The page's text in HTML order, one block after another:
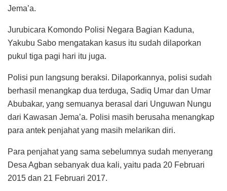
Jema’a.
Jurubicara Komondo Polisi Negara Bagian Kaduna,
Yakubu Sabo mengatakan kasus itu sudah dilaporkan
pukul tiga pagi hari itu juga.
Polisi pun langsung beraksi. Dilaporkannya, polisi sudah
berhasil menangkap dua terduga, Sadiq Umar dan Umar
Abubakar, yang semuanya berasal dari Unguwan Nungu
dari Kawasan Jema’a. Polisi masih berusaha menangkap
para antek penjahat yang masih melarikan diri.
Para penjahat yang sama sebelumnya sudah menyerang
Desa Agban sebanyak dua kali, yaitu pada 20 Februari
2015 dan 21 Februari 2017.